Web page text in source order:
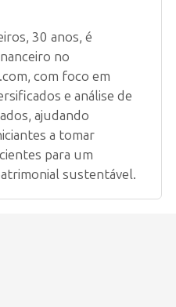
30 anos, é
no
com foco em
e análise de
ajudando
a tomar
para um
sustentável.